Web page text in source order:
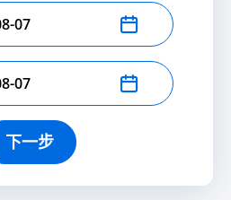
下一步